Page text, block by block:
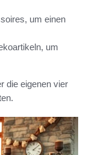
um einen
um
die eigenen vier